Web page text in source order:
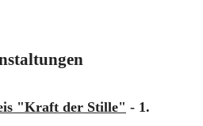
"Kraft der Stille" - 1.